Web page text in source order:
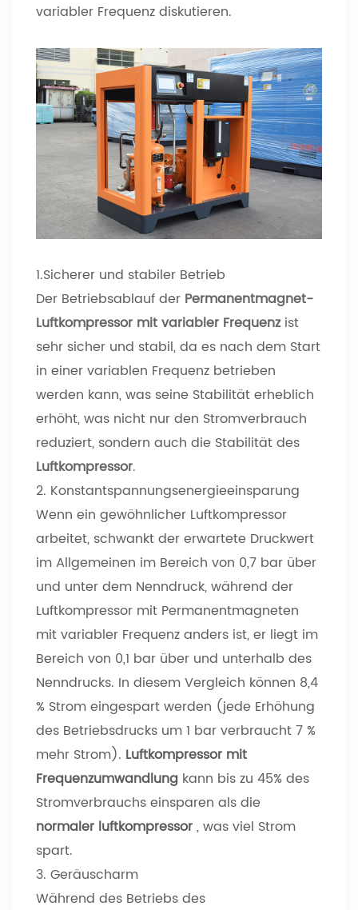
variabler Frequenz diskutieren.
1.Sicherer und stabiler Betrieb
Der Betriebsablauf der Permanentmagnet-
Luftkompressor mit variabler Frequenzist
sehr sicher und stabil, da es nach dem Start
in einer variablen Frequenz betrieben
werden kann, was seine Stabilität erheblich
erhöht, was nicht nur den Stromverbrauch
reduziert, sondern auch die Stabilität des
Luftkompressor.
2. Konstantspannungsenergieeinsparung
Wenn ein gewöhnlicher Luftkompressor
arbeitet, schwankt der erwartete Druckwert
im Allgemeinen im Bereich von 0,7 bar über
und unter dem Nenndruck, während der
Luftkompressor mit Permanentmagneten
mit variabler Frequenz anders ist, er liegt im
Bereich von 0,1 bar über und unterhalb des
Nenndrucks. In diesem Vergleich können 8,4
% Strom eingespart werden (jede Erhöhung
des Betriebsdrucks um 1 bar verbraucht 7 %
mehr Strom). Luftkompressor mit
Frequenzumwandlung kann bis zu 45% des
Stromverbrauchs einsparen als die
normaler luftkompressor, was viel Strom
spart.
3. Geräuscharm
Während des Betriebs des